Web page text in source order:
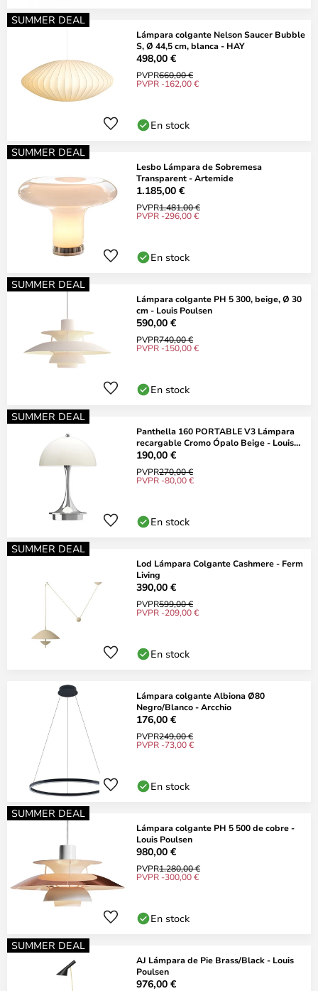
SUMMER DEAL
Lámpara colgante Nelson Saucer Bubble
S, Ø 44,5 cm, blanca - HAY
498,00 €
PVPR660,00 €
PVPR -162,00 €
En stock
SUMMER DEAL
Lesbo Lámpara de Sobremesa
Transparent - Artemide
1.185,00 €
PVPR1.481,00 €
PVPR -296,00 €
En stock
SUMMER DEAL
Lámpara colgante PH 5 300, beige, Ø 30
cm - Louis Poulsen
590,00 €
PVPR740,00 €
PVPR -150,00 €
En stock
SUMMER DEAL
Panthella 160 PORTABLE V3 Lámpara
recargable Cromo Ópalo Beige - Louis
Poulsen
190,00 €
PVPR270,00 €
PVPR -80,00 €
En stock
SUMMER DEAL
Lod Lámpara Colgante Cashmere - Ferm
Living
390,00 €
PVPR599,00 €
PVPR -209,00 €
En stock
Lámpara colgante Albiona Ø80
Negro/Blanco - Arcchio
176,00 €
PVPR249,00 €
PVPR -73,00 €
En stock
SUMMER DEAL
Lámpara colgante PH 5 500 de cobre -
Louis Poulsen
980,00 €
PVPR1.280,00 €
PVPR -300,00 €
En stock
SUMMER DEAL
AJ Lámpara de Pie Brass/Black - Louis
Poulsen
976,00 €